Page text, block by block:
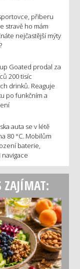
přiberu
stravě ho mám
nejčastější mýty
Goated prodal za
200 tisíc
drinků. Reaguje
po funkčním a
auta se v létě
80 °C. Mobilům
baterie,
ZAJÍMAT: